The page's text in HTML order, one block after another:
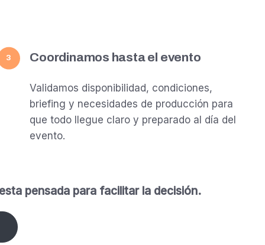
3 Coordinamos hasta el evento
Validamos disponibilidad, condiciones,
briefing y necesidades de producción para
que todo llegue claro y preparado al día del
evento.
pensada para facilitar la decisión.